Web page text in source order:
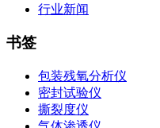
行业新闻
书签
包装残氧分析仪
密封试验仪
撕裂度仪